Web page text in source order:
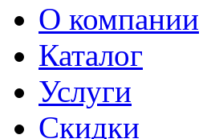
О компании
Каталог
Услуги
Скидки